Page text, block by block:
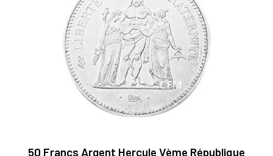
50 Francs Argent Hercule Vème République